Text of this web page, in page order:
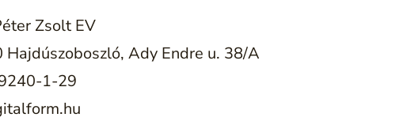
Zsolt EV
Hajdúszoboszló, Ady Endre u. 38/A
1-29